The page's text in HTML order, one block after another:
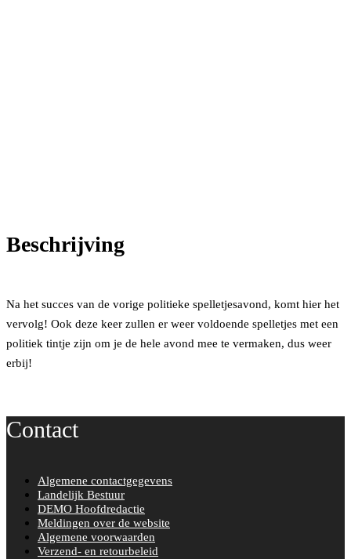
Beschrijving
Na het succes van de vorige politieke spelletjesavond, komt hier het
vervolg! Ook deze keer zullen er weer voldoende spelletjes met een
politiek tintje zijn om je de hele avond mee te vermaken, dus weer
erbij!
Contact
Algemene contactgegevens
Landelijk Bestuur
DEMO Hoofdredactie
Meldingen over de website
Algemene voorwaarden
Verzend- en retourbeleid